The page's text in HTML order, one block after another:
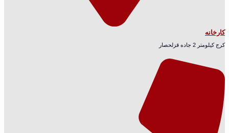
کارخانه
کرج کیلومتر 2 جاده قزلحصار